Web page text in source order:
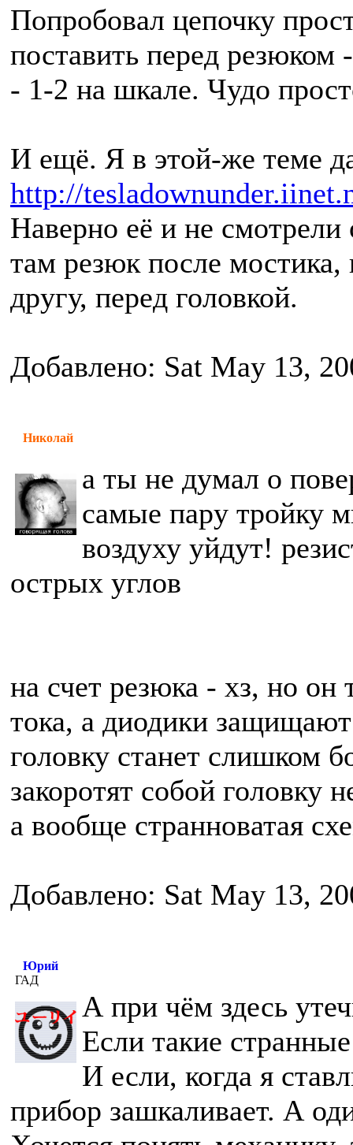
Попробовал цепочку
поставить перед
- 1-2 на шкале. Чудо
И ещё. Я в этой-же теме
http://
Наверно её и не
там резюк после мостика,
другу, перед головкой.
Добавлено: Sat May 13,
Николай
а ты не думал о
самые пару тройку
воздуху уйдут!
острых углов
на счет резюка - хз, но он
тока, а диодики защищают
головку станет слишком
закоротят собой головку
а вообще странноватая
Добавлено: Sat May 13,
Юрий
ГАД
А при чём здесь
Если такие
И если, когда я
прибор зашкаливает. А